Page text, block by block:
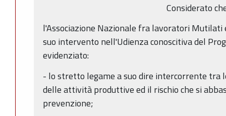
Considerato
l'Associazione Nazionale fra lavoratori Mutilati
suo intervento nell'Udienza conoscitiva del
evidenziato:
- lo stretto legame a suo dire intercorrente tra
delle attività produttive ed il rischio che si
prevenzione;